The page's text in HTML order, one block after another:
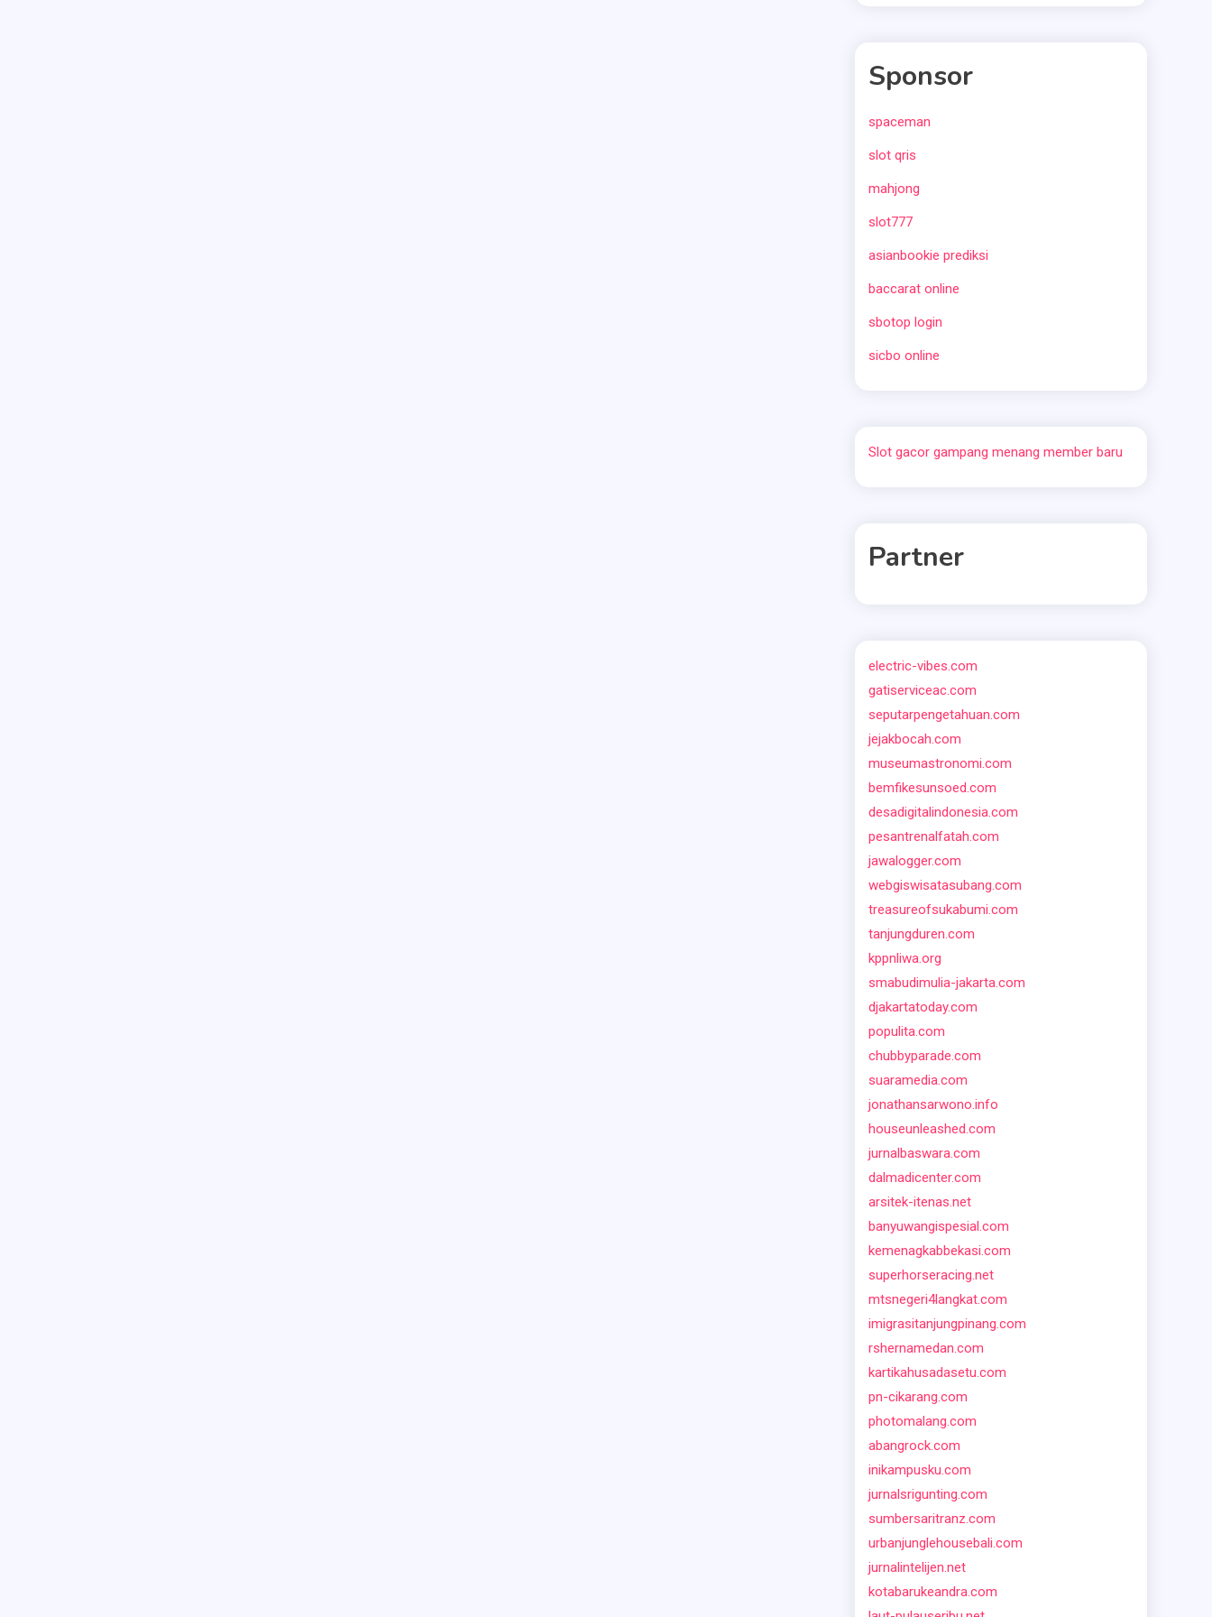
Sponsor
spaceman
slot qris
mahjong
slot777
asianbookie prediksi
baccarat online
sbotop login
sicbo online
Slot gacor gampang menang member baru
Partner
electric-vibes.com
gatiserviceac.com
seputarpengetahuan.com
jejakbocah.com
museumastronomi.com
bemfikesunsoed.com
desadigitalindonesia.com
pesantrenalfatah.com
jawalogger.com
webgiswisatasubang.com
treasureofsukabumi.com
tanjungduren.com
kppnliwa.org
smabudimulia-jakarta.com
djakartatoday.com
populita.com
chubbyparade.com
suaramedia.com
jonathansarwono.info
houseunleashed.com
jurnalbaswara.com
dalmadicenter.com
arsitek-itenas.net
banyuwangispesial.com
kemenagkabbekasi.com
superhorseracing.net
mtsnegeri4langkat.com
imigrasitanjungpinang.com
rshernamedan.com
kartikahusadasetu.com
pn-cikarang.com
photomalang.com
abangrock.com
inikampusku.com
jurnalsrigunting.com
sumbersaritranz.com
urbanjunglehousebali.com
jurnalintelijen.net
kotabarukeandra.com